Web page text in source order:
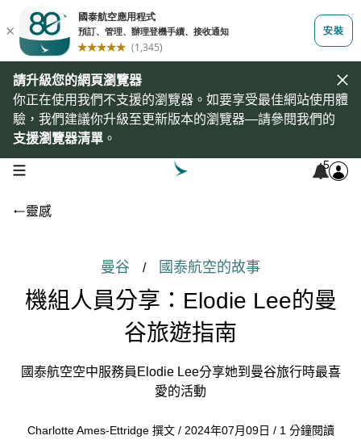
請升級您的網頁瀏覽器
你正在使用我們不支援的瀏覽器。如要享受最佳網站使用體
驗，我們建議你升級至更新版本的瀏覽器—請參閱我們的
支援瀏覽器清單 。
open navigation menu 5
靈感
曼谷 / 國泰航空的故事
機組人員分享：Elodie Lee的曼
谷旅遊指南
國泰航空空中服務員Elodie Lee分享她到曼谷旅行時最喜
愛的活動
Charlotte Ames-Ettridge 撰文 / 2024年07月09日 / 1 分鐘閱讀